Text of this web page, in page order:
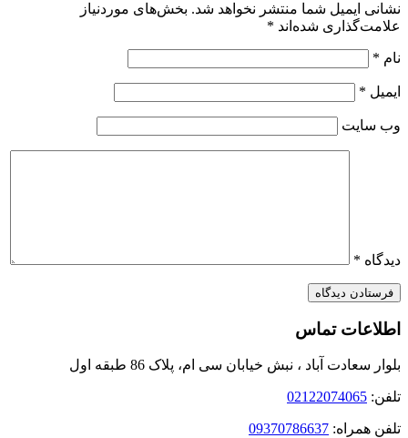
نشانی ایمیل شما منتشر نخواهد شد. بخش‌های موردنیاز
علامت‌گذاری شده‌اند *
نام *
ایمیل *
وب‌ سایت
دیدگاه *
اطلاعات تماس
بلوار سعادت آباد ، نبش خیابان سی ام، پلاک 86 طبقه اول
تلفن: 02122074065
تلفن همراه: 09370786637